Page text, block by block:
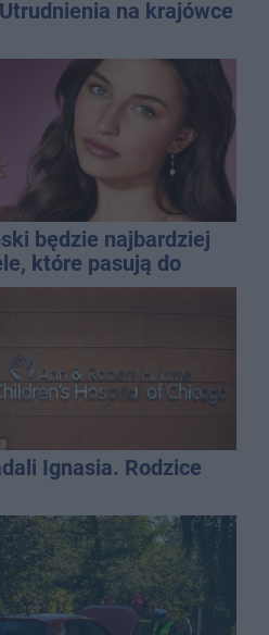
na krajówce
będzie najbardziej
które pasują do
Ignasia. Rodzice